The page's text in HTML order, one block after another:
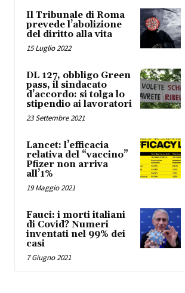
Il Tribunale di Roma
prevede l’abolizione
del diritto alla vita
15 Luglio 2022
DL 127, obbligo Green
pass, il sindacato
d’accordo: si tolga lo
stipendio ai lavoratori
23 Settembre 2021
Lancet: l’efficacia
relativa del “vaccino”
Pfizer non arriva
all’1%
19 Maggio 2021
Fauci: i morti italiani
di Covid? Numeri
inventati nel 99% dei
casi
7 Giugno 2021